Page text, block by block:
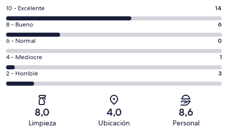
14
comentarios
de
un
total
de
24
con
puntuación
10 - Excelente 14
6
comentarios
de
un
total
de
24
puntuación
8 - Bueno 6
0
comentarios
de
un
total
6 - Normal 0
1
comentarios
de
4 - Mediocre 1
3
comentarios
2 - Horrible 3
8,0
Limpieza
4,0
Ubicación
8,6
Personal